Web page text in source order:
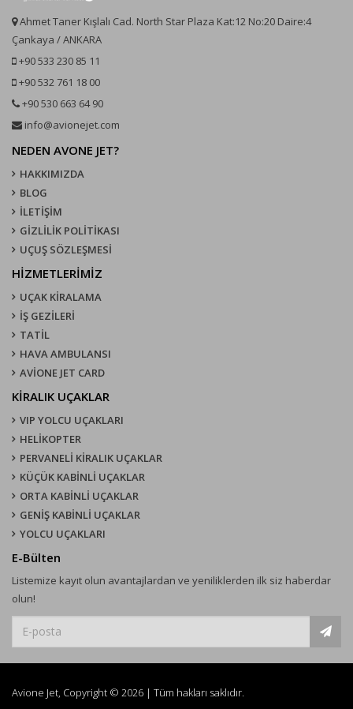
Ahmet Taner Kışlalı Cad. North Star Plaza Kat:12 No:20 Daire:4
Çankaya / ANKARA
+90 533 230 85 11
+90 532 761 18 00
+90 530 663 64 90
info@avionejet.com
NEDEN AVONE JET?
HAKKIMIZDA
BLOG
İLETİŞİM
GİZLİLİK POLİTİKASI
UÇUŞ SÖZLEŞMESI
HİZMETLERİMİZ
UÇAK KIRALAMA
İŞ GEZİLERİ
TATİL
HAVA AMBULANSI
AVİONE JET CARD
KIRALIK UÇAKLAR
VIP YOLCU UÇAKLARI
HELİKOPTER
PERVANELİ KİRALIK UÇAKLAR
KÜÇÜK KABİNLİ UÇAKLAR
ORTA KABİNLİ UÇAKLAR
GENİŞ KABİNLİ UÇAKLAR
YOLCU UÇAKLARI
E-Bülten
Listemize kayıt olun avantajlardan ve yeniliklerden ilk siz haberdar
olun!
Avione Jet, Copyright © 2026 | Tüm hakları saklıdır.